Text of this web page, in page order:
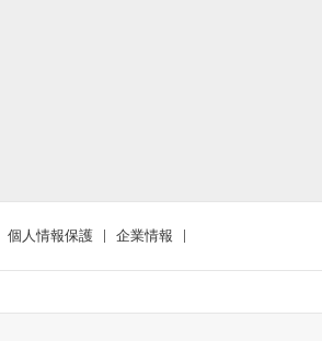
個人情報保護 企業情報